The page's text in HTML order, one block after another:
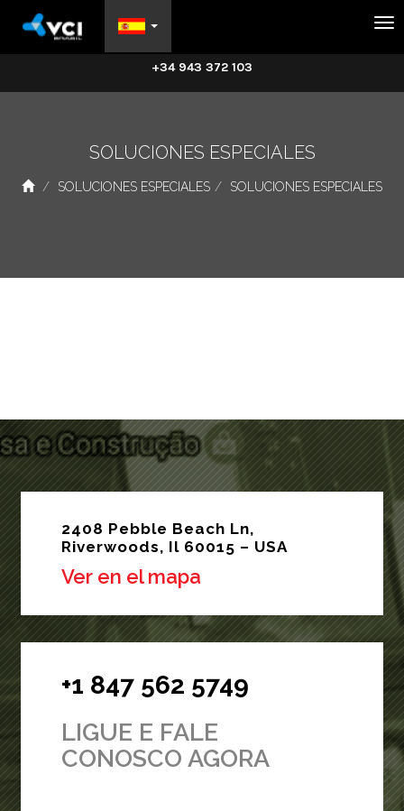
+34 943 372 103
SOLUCIONES ESPECIALES
SOLUCIONES ESPECIALES SOLUCIONES ESPECIALES
2408 Pebble Beach Ln,
Riverwoods, Il 60015 – USA
Ver en el mapa
+1 847 562 5749
LIGUE E FALE
CONOSCO AGORA